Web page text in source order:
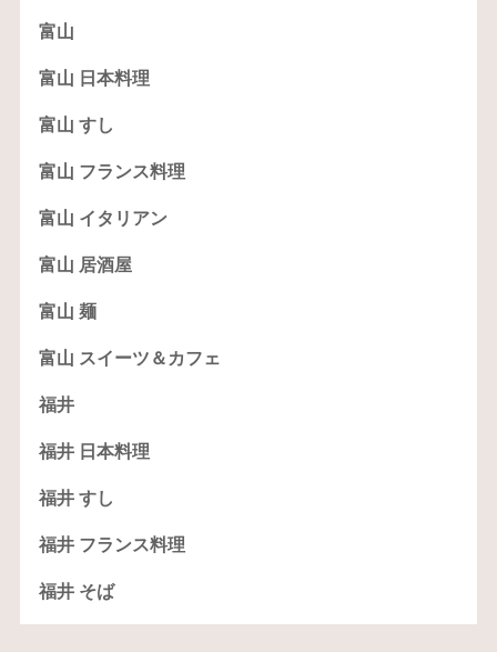
富山
富山 日本料理
富山 すし
富山 フランス料理
富山 イタリアン
富山 居酒屋
富山 麺
富山 スイーツ＆カフェ
福井
福井 日本料理
福井 すし
福井 フランス料理
福井 そば